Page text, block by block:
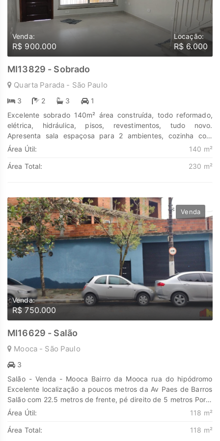
Venda:
R$ 900.000
Locação:
R$ 6.000
MI13829 - Sobrado
Quarta Parada - São Paulo
3 2 3
1
Excelente sobrado 140m² área construída, todo reformado,
elétrica, hidráulica, pisos, revestimentos, tudo novo.
Apresenta sala espaçosa para 2 ambientes, cozinha com
armários, 3 suítes sendo 1 com varanda, 1 vaga coberta.
supermercados. Fácil acesso, próximo ao Metrô Belém,
para morar com conforto e segurança. Agende visita !
Descubra o poder de Transformar seus sonhos em lares e
seus investimentos em oportunidades. Na Marengo Imóveis
cada passo é uma nova jornada, confie em nós para encontrar
o lugar onde sua história irá brilhar.
www.marengoimoveis.com.br 11-99203-8087
Área Útil: 140 m²
Área Total: 230 m²
Venda
Venda:
R$ 750.000
MI16629 - Salão
Mooca - São Paulo
3
Salão - Venda - Mooca Bairro da Mooca rua do hipódromo
Excelente localização a poucos metros da Av Paes de Barros
Salão com 22.5 metros de frente, pé direito de 5 metros Porta
de aço elétrica, piso de concreto armado, sala de escritório,
superior com construção de studios sem acabamento Estuda
Área Útil: 118 m²
Área Total: 118 m²